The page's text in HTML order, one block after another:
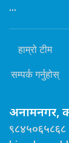
...
हाम्रो टीम
सम्पर्क गर्नुहोस्
अनामनगर,
९८४५०६५८६८